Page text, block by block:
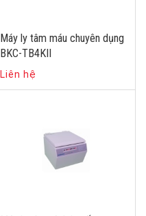
Máy ly tâm máu chuyên dụng
BKC-TB4KII
Liên hệ